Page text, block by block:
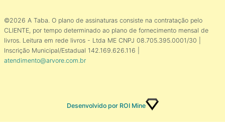
©2026 A Taba. O plano de assinaturas consiste na contratação pelo
CLIENTE, por tempo determinado ao plano de fornecimento mensal de
livros. Leitura em rede livros - Ltda ME CNPJ 08.705.395.0001/30 |
Inscrição Municipal/Estadual 142.169.626.116 |
atendimento@arvore.com.br
Desenvolvido por ROI Mine